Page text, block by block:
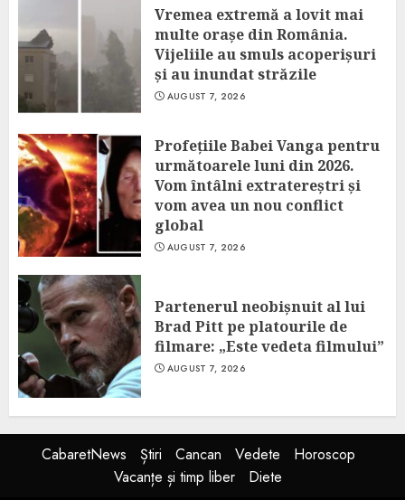
Vremea extremă a lovit mai
multe orașe din România.
Vijeliile au smuls acoperișuri
și au inundat străzile
AUGUST 7, 2026
Profețiile Babei Vanga pentru
următoarele luni din 2026.
Vom întâlni extratereștri și
vom avea un nou conflict
global
AUGUST 7, 2026
Partenerul neobișnuit al lui
Brad Pitt pe platourile de
filmare: „Este vedeta filmului”
AUGUST 7, 2026
CabaretNews Știri Cancan Vedete
Horoscop
Vacanțe și timp liber
Diete